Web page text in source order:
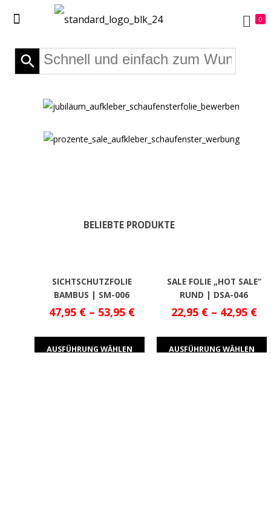
0
BELIEBTE PRODUKTE
SICHTSCHUTZFOLIE
BAMBUS | SM-006
47,95 €– 53,95 €
AUSFÜHRUNG WÄHLEN
SALE FOLIE „HOT SALE“
RUND | DSA-046
22,95 €– 42,95 €
AUSFÜHRUNG WÄHLEN